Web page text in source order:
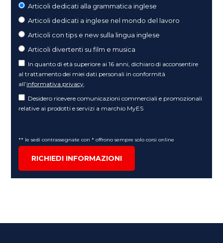
Articoli dedicati alla grammatica inglese
Articoli dedicati a inglese nel mondo del lavoro
Articoli con tips e new sulla lingua inglese
Articoli divertenti su film e musica
In quanto di età superiore ai 16 anni, dichiaro di acconsentire
al trattamento dei miei dati personali in conformità
all’informativa privacy
Desidero ricevere comunicazioni commerciali e promozionali
relative ai prodotti e servizi a marchio MyES
** le sedi contrassegnate con * offrono sempre solo corsi online
RICHIEDI INFORMAZIONI